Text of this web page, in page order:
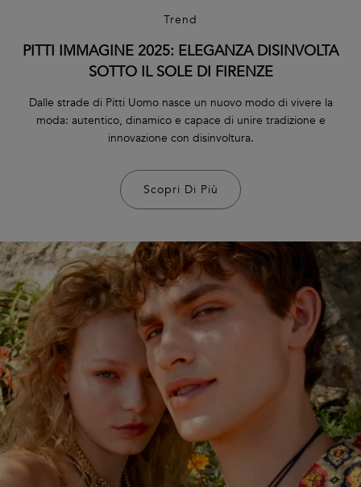
Trend
PITTI IMMAGINE 2025: ELEGANZA DISINVOLTA
SOTTO IL SOLE DI FIRENZE
Dalle strade di Pitti Uomo nasce un nuovo modo di vivere la
moda: autentico, dinamico e capace di unire tradizione e
innovazione con disinvoltura.
Scopri Di Più